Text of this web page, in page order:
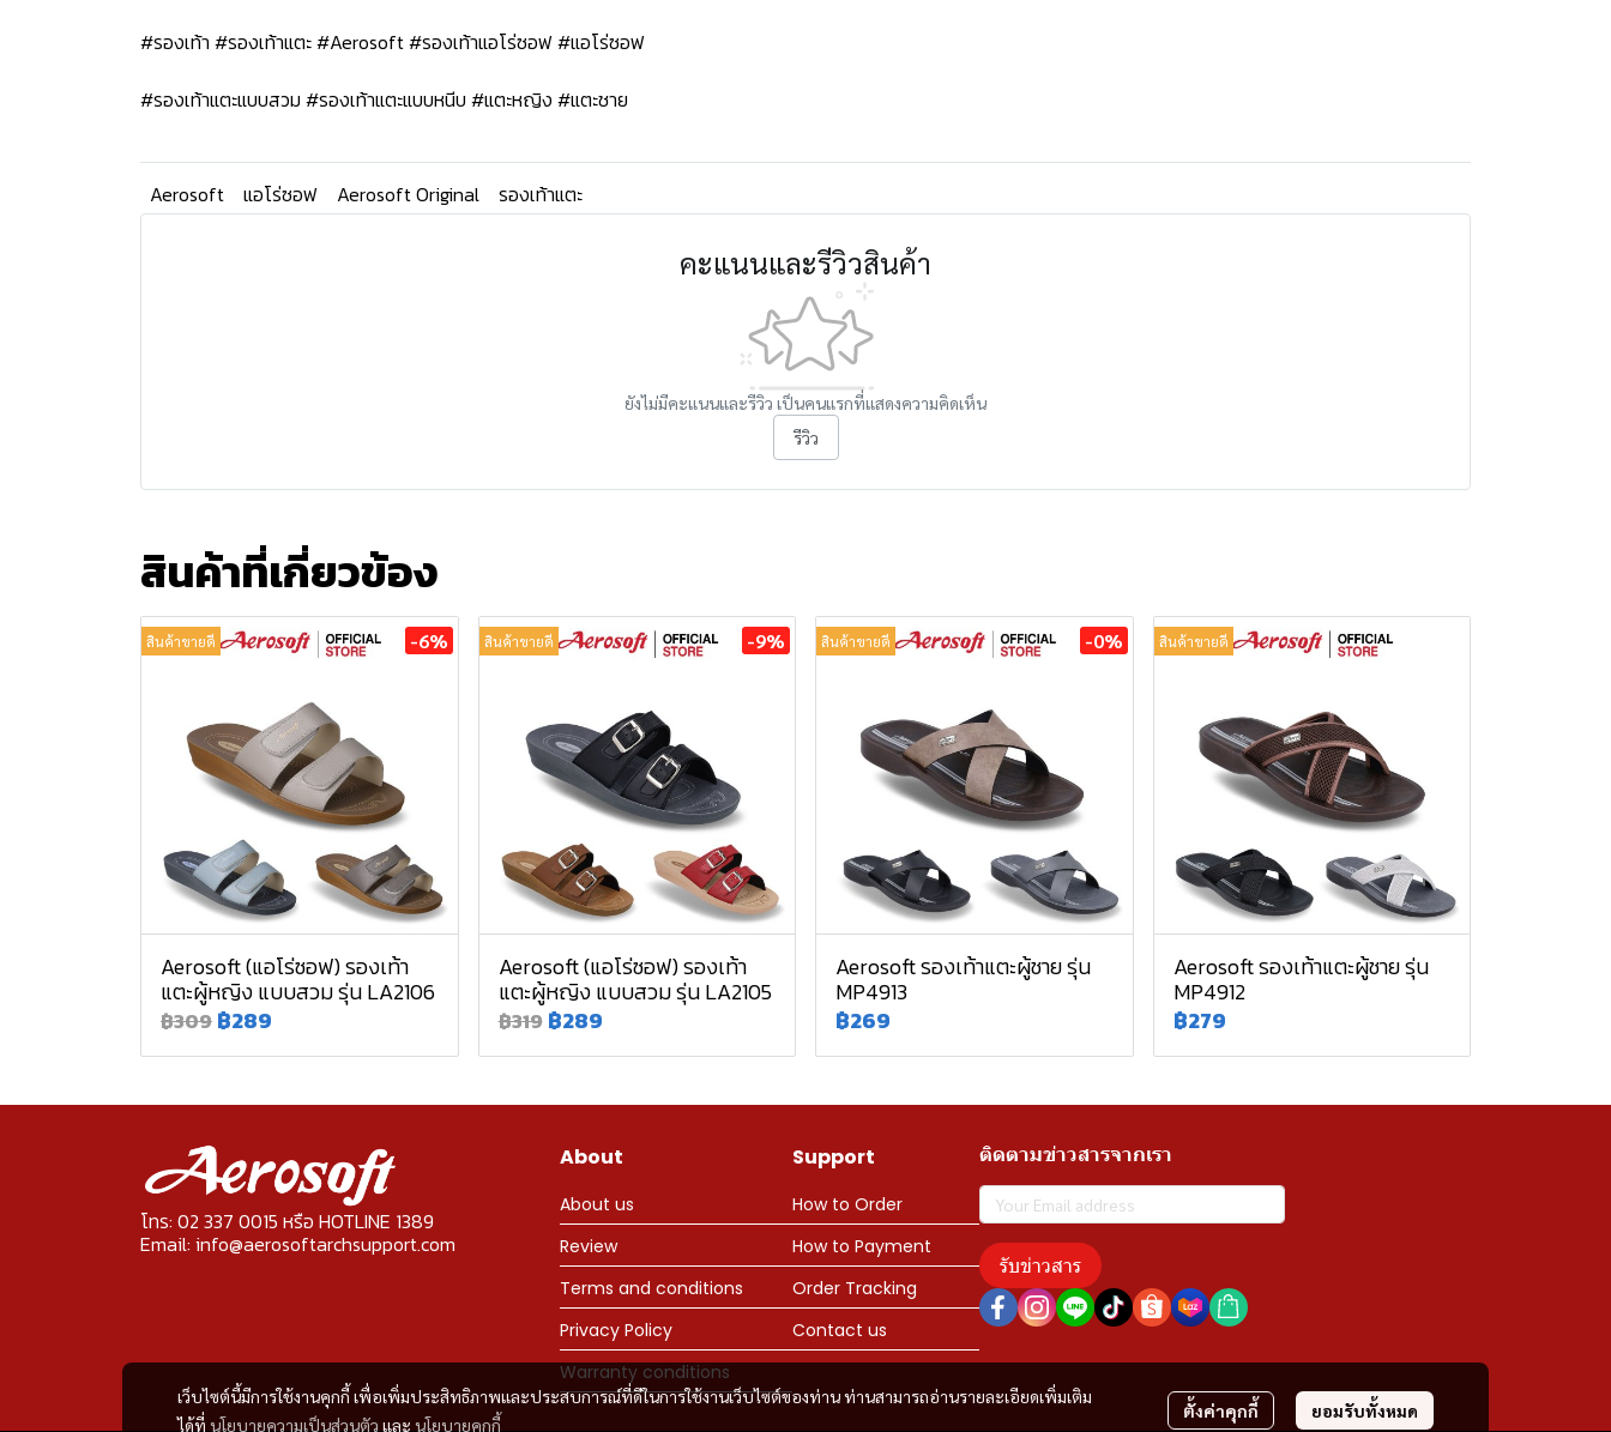
#รองเท้า #รองเท้าแตะ #Aerosoft #รองเท้าแอโร่ซอฟ #แอโร่ซอฟ
#รองเท้าแตะแบบสวม #รองเท้าแตะแบบหนีบ #แตะหญิง #แตะชาย
Aerosoft แอโร่ซอฟ Aerosoft Original รองเท้าแตะ
คะแนนและรีวิวสินค้า
ยังไม่มีคะแนนและรีวิว เป็นคนแรกที่แสดงความคิดเห็น
รีวิว
สินค้าที่เกี่ยวข้อง
สินค้าขายดี -6%
Aerosoft (แอโร่ซอฟ) รองเท้า
แตะผู้หญิง แบบสวม รุ่น LA2106
฿309 ฿289
สินค้าขายดี -9%
Aerosoft (แอโร่ซอฟ) รองเท้า
แตะผู้หญิง แบบสวม รุ่น LA2105
฿319 ฿289
สินค้าขายดี -0%
Aerosoft รองเท้าแตะผู้ชาย รุ่น
MP4913
฿269
สินค้าขายดี
Aerosoft รองเท้าแตะผู้ชาย รุ่น
MP4912
฿279
เว็บไซต์นี้มีการใช้งานคุกกี้ เพื่อเพิ่มประสิทธิภาพและประสบการณ์ที่ดีในการใช้งานเว็บไซต์ของท่าน ท่านสามารถอ่านรายละเอียดเพิ่มเติม
ได้ที่ นโยบายความเป็นส่วนตัว และ นโยบายคุกกี้
ตั้งค่าคุกกี้ ยอมรับทั้งหมด
โทร: 02 337 0015 หรือ HOTLINE 1389
Email: info@aerosoftarchsupport.com
About
About us
Review
Terms and conditions
Privacy Policy
Warranty conditions
Support
How to Order
How to Payment
Order Tracking
Contact us
ติดตามข่าวสารจากเรา
รับข่าวสาร